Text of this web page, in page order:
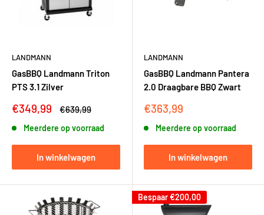
LANDMANN
GasBBQ Landmann Triton
PTS 3.1 Zilver
Kortingsprijs
€349,99 Adviesprijs
€639,99
Meerdere op voorraad
In winkelwagen
LANDMANN
GasBBQ Landmann Pantera
2.0 Draagbare BBQ Zwart
Kortingsprijs
€363,99
Meerdere op voorraad
In winkelwagen
Bespaar€200,00